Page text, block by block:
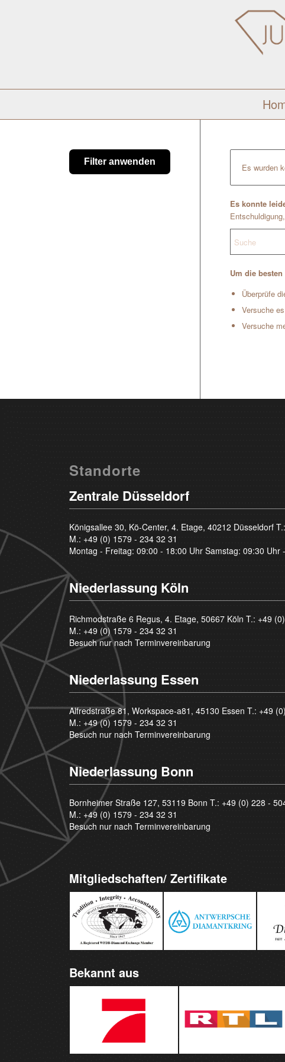
Es wurden
Es konnte
Um die
Überprüfe
Versuche
Versuche
Filter anwenden
Standorte
Zentrale Düsseldorf
Königsallee 30, Kö-Center, 4. Etage, 40212 Düsseldorf T.:
M.: +49 (0) 1579 - 234 32 31
Montag - Freitag: 09:00 - 18:00 Uhr Samstag: 09:30 Uhr
Niederlassung Köln
Richmodstraße 6 Regus, 4. Etage, 50667 Köln T.: +49
M.: +49 (0) 1579 - 234 32 31
Besuch nur nach Terminvereinbarung
Niederlassung Essen
Alfredstraße 81, Workspace-a81, 45130 Essen T.: +49
M.: +49 (0) 1579 - 234 32 31
Besuch nur nach Terminvereinbarung
Niederlassung Bonn
Bornheimer Straße 127, 53119 Bonn T.: +49 (0) 228 -
M.: +49 (0) 1579 - 234 32 31
Besuch nur nach Terminvereinbarung
Mitgliedschaften/ Zertifikate
Bekannt aus